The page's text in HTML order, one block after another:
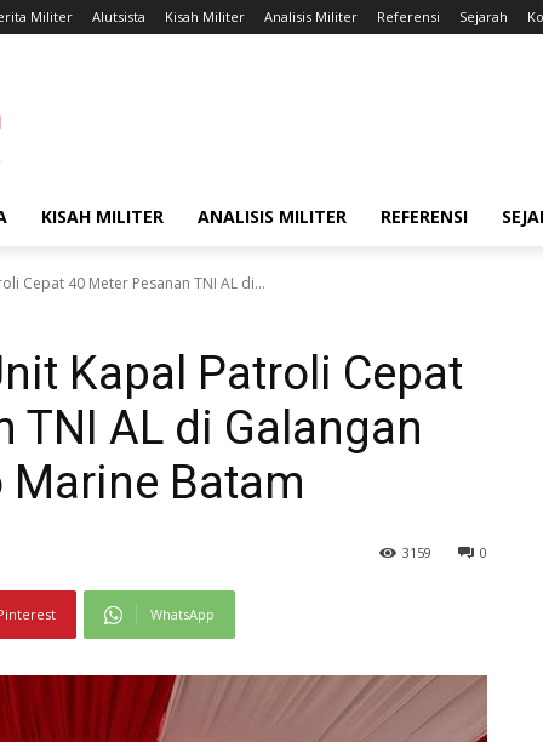
Militer Alutsista Kisah Militer Analisis Militer Referensi Sejarah
KISAH MILITER ANALISIS MILITER REFERENSI
Cepat 40 Meter Pesanan TNI AL di...
Kapal Patroli Cepat
TNI AL di Galangan
Marine Batam
0
3159
WhatsApp